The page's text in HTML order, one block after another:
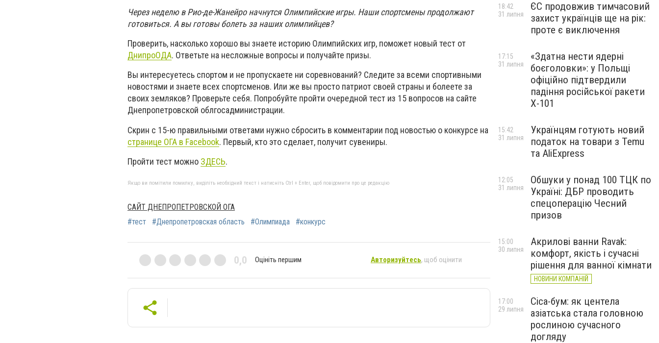
Через неделю в Рио-де-Жанейро начнутся Олимпийские игры. Наши спортсмены продолжают
готовиться. А вы готовы болеть за наших олимпийцев?
Проверить, насколько хорошо вы знаете историю Олимпийских игр, поможет новый тест от
ДнипроОДА. Ответьте на несложные вопросы и получайте призы.
Вы интересуетесь спортом и не пропускаете ни соревнований? Следите за всеми спортивными
новостями и знаете всех спортсменов. Или же вы просто патриот своей страны и болеете за
своих земляков? Проверьте себя. Попробуйте пройти очередной тест из 15 вопросов на сайте
Днепропетровской облгосадминистрации.
Скрин с 15-ю правильными ответами нужно сбросить в комментарии под новостью о конкурсе на
странице ОГА в Facebook. Первый, кто это сделает, получит сувениры.
Пройти тест можно ЗДЕСЬ.
Якщо ви помітили помилку, виділіть необхідний текст і натисніть Ctrl + Enter, щоб повідомити про це редакцію
САЙТ ДНЕПРОПЕТРОВСКОЙ ОГА
#тест
#Днепропетровская область #Олимпиада #конкурс
0,0 Оцініть першим Авторизуйтесь, щоб оцінити
ЄС продовжив тимчасовий
захист українців ще на рік:
проте є виключення
18:42
31 липня
«Здатна нести ядерні
боєголовки»: у Польщі
офіційно підтвердили
падіння російської ракети
Х-101
17:15
31 липня
Українцям готують новий
податок на товари з Temu
та AliExpress
15:42
31 липня
Обшуки у понад 100 ТЦК по
Україні: ДБР проводить
спецоперацію Чесний
призов
12:05
31 липня
Акрилові ванни Ravak:
комфорт, якість і сучасні
рішення для ванної кімнати
НОВИНИ КОМПАНІЙ
15:00
30 липня
Cica-бум: як центела
азіатська стала головною
рослиною сучасного
догляду
17:00
29 липня